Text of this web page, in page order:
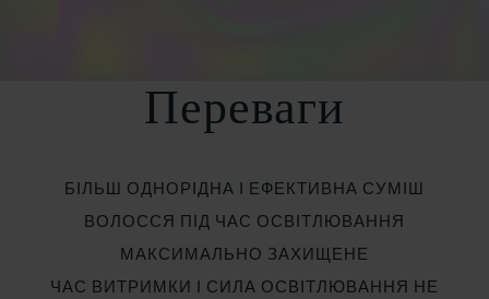
Переваги
БІЛЬШ ОДНОРІДНА І ЕФЕКТИВНА СУМІШ
ВОЛОССЯ ПІД ЧАС ОСВІТЛЮВАННЯ
МАКСИМАЛЬНО ЗАХИЩЕНЕ
ЧАС ВИТРИМКИ І СИЛА ОСВІТЛЮВАННЯ НЕ